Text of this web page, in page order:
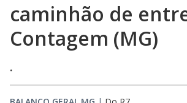
caminhão de
Contagem (MG)
.